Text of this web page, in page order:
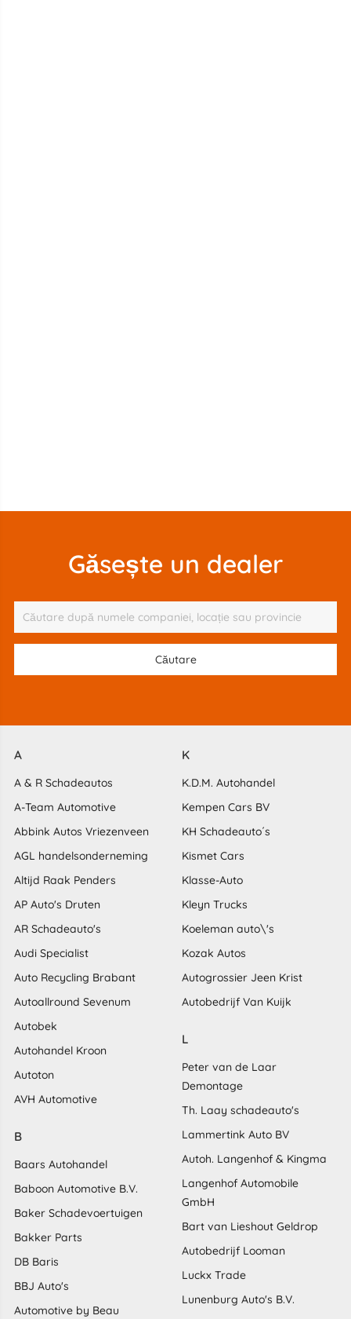
Găsește un dealer
A
A & R Schadeautos
A-Team Automotive
Abbink Autos Vriezenveen
AGL handelsonderneming
Altijd Raak Penders
AP Auto's Druten
AR Schadeauto's
Audi Specialist
Auto Recycling Brabant
Autoallround Sevenum
Autobek
Autohandel Kroon
Autoton
AVH Automotive
B
Baars Autohandel
Baboon Automotive B.V.
Baker Schadevoertuigen
Bakker Parts
DB Baris
BBJ Auto's
Automotive by Beau
K
K.D.M. Autohandel
Kempen Cars BV
KH Schadeauto´s
Kismet Cars
Klasse-Auto
Kleyn Trucks
Koeleman auto\'s
Kozak Autos
Autogrossier Jeen Krist
Autobedrijf Van Kuijk
L
Peter van de Laar
Demontage
Th. Laay schadeauto's
Lammertink Auto BV
Autoh. Langenhof & Kingma
Langenhof Automobile
GmbH
Bart van Lieshout Geldrop
Autobedrijf Looman
Luckx Trade
Lunenburg Auto's B.V.